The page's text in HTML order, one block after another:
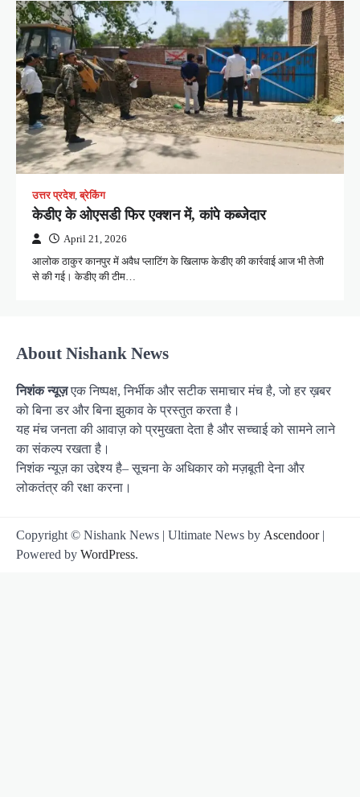
उत्तर प्रदेश,ब्रेकिंग
केडीए के ओएसडी फिर एक्शन में, कांपे कब्जेदार
April 21, 2026
आलोक ठाकुर कानपुर में अवैध प्लाटिंग के खिलाफ केडीए की कार्रवाई आज भी तेजी
से की गई। केडीए की टीम…
About Nishank News
निशंक न्यूज़एक निष्पक्ष, निर्भीक और सटीक समाचार मंच है, जो हर ख़बर
को बिना डर और बिना झुकाव के प्रस्तुत करता है।
यह मंच जनता की आवाज़ को प्रमुखता देता है और सच्चाई को सामने लाने
का संकल्प रखता है।
निशंक न्यूज़ का उद्देश्य है– सूचना के अधिकार को मज़बूती देना और
लोकतंत्र की रक्षा करना।
Copyright © Nishank News | Ultimate News by Ascendoor|
Powered by WordPress.